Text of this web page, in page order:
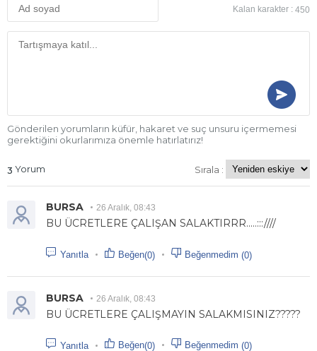
Kalan karakter : 450
Gönderilen yorumların küfür, hakaret ve suç unsuru içermemesi
gerektiğini okurlarımıza önemle hatırlatırız!
3 Yorum Sırala :
BURSA 26 Aralık, 08:43
BU ÜCRETLERE ÇALIŞAN SALAKTIRRR.....:::////
Yanıtla Beğen(0) Beğenmedim (0)
BURSA 26 Aralık, 08:43
BU ÜCRETLERE ÇALIŞMAYIN SALAKMISINIZ?????
Yanıtla Beğen(0) Beğenmedim (0)